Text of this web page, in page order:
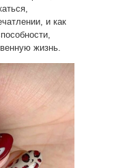
и как
жизнь.